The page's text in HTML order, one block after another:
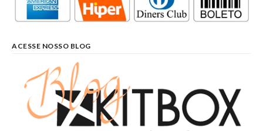
ACESSE NOSSO BLOG